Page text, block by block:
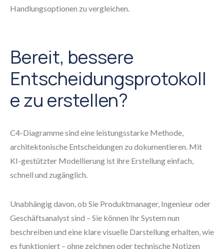
Handlungsoptionen zu vergleichen.
Bereit, bessere
Entscheidungsprotokoll
e zu erstellen?
C4-Diagramme sind eine leistungsstarke Methode,
architektonische Entscheidungen zu dokumentieren. Mit
KI-gestützter Modellierung ist ihre Erstellung einfach,
schnell und zugänglich.
Unabhängig davon, ob Sie Produktmanager, Ingenieur oder
Geschäftsanalyst sind – Sie können Ihr System nun
beschreiben und eine klare visuelle Darstellung erhalten, wie
es funktioniert – ohne zeichnen oder technische Notizen